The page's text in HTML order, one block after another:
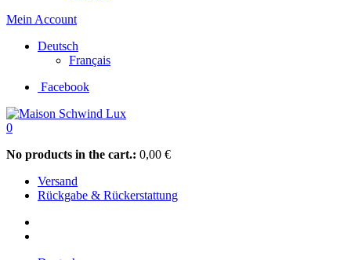
Mein Account
Deutsch
Français
Facebook
0
No products in the cart.: 0,00 €
Versand
Rückgabe & Rückerstattung